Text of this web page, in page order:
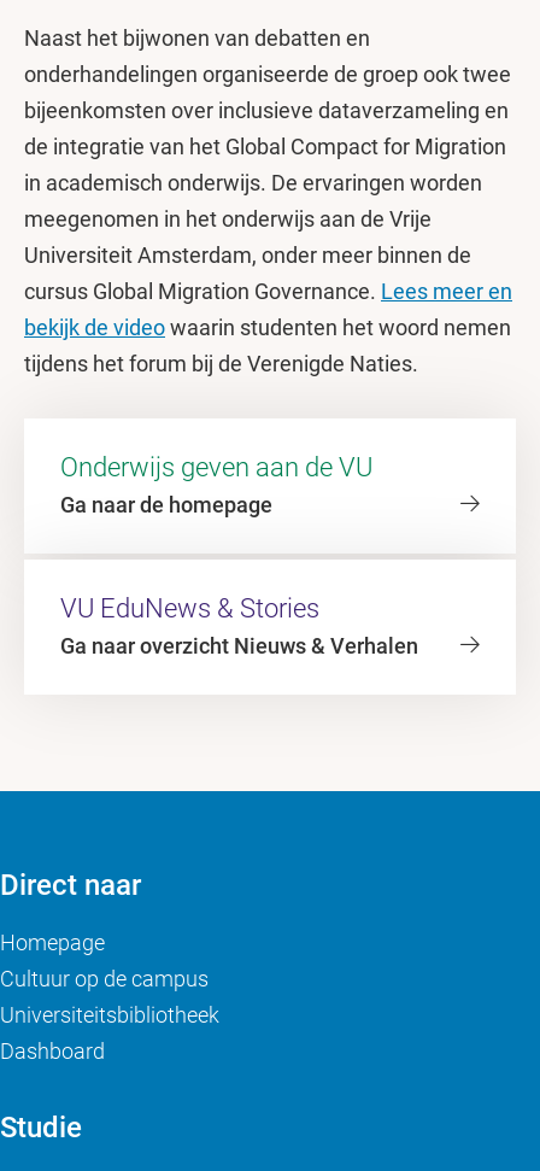
Naast het bijwonen van debatten en
onderhandelingen organiseerde de groep ook twee
bijeenkomsten over inclusieve dataverzameling en
de integratie van het Global Compact for Migration
in academisch onderwijs. De ervaringen worden
meegenomen in het onderwijs aan de Vrije
Universiteit Amsterdam, onder meer binnen de
cursus Global Migration Governance. Lees meer en
bekijk de videowaarin studenten het woord nemen
tijdens het forum bij de Verenigde Naties.
Onderwijs geven aan de VU
Ga naar de homepage
VU EduNews & Stories
Ga naar overzicht Nieuws & Verhalen
Direct naar
Homepage
Cultuur op de campus
Universiteitsbibliotheek
Dashboard
Studie